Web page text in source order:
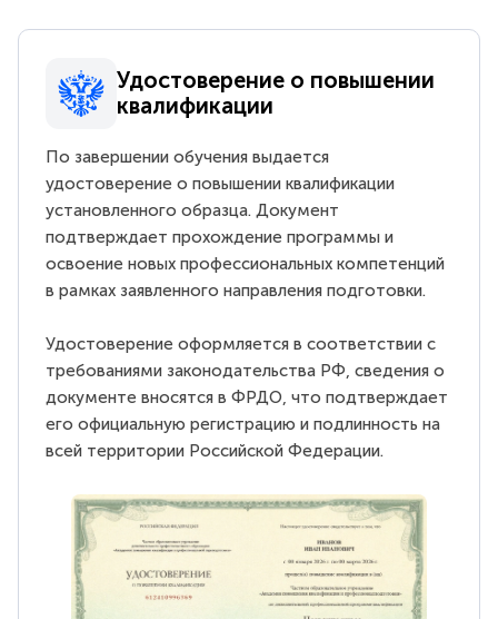
Удостоверение о повышении
квалификации
По завершении обучения выдается
удостоверение о повышении квалификации
установленного образца. Документ
подтверждает прохождение программы и
освоение новых профессиональных компетенций
в рамках заявленного направления подготовки.
Удостоверение оформляется в соответствии с
требованиями законодательства РФ, сведения о
документе вносятся в ФРДО, что подтверждает
его официальную регистрацию и подлинность на
всей территории Российской Федерации.